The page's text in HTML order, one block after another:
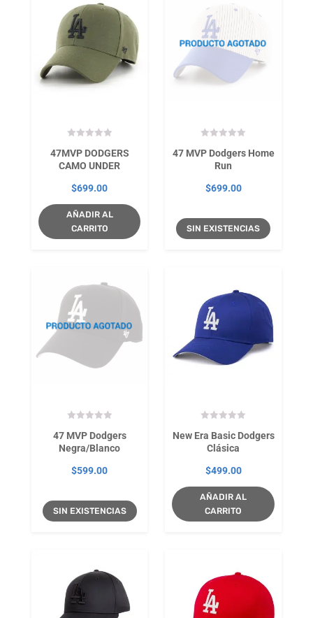
47MVP DODGERS
CAMO UNDER
$699.00
AÑADIR AL
CARRITO
47 MVP Dodgers Home
Run
$699.00
SIN EXISTENCIAS
47 MVP Dodgers
Negra/Blanco
$599.00
SIN EXISTENCIAS
New Era Basic Dodgers
Clásica
$499.00
AÑADIR AL
CARRITO